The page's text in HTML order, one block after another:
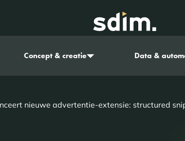
Concept & creatie Data &
nieuwe advertentie-extensie: structured